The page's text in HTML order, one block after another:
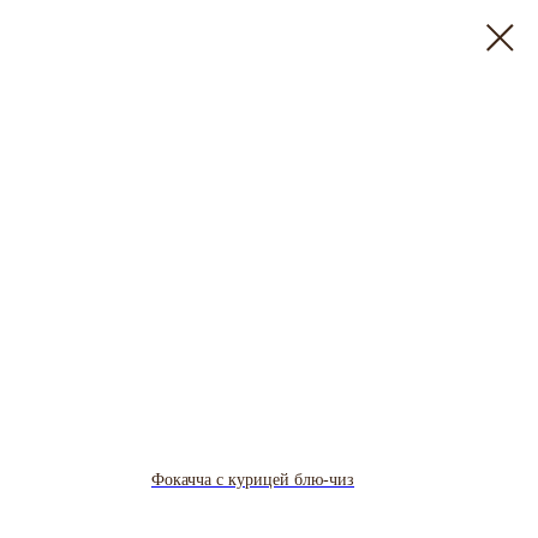
Фокачча с курицей блю-чиз